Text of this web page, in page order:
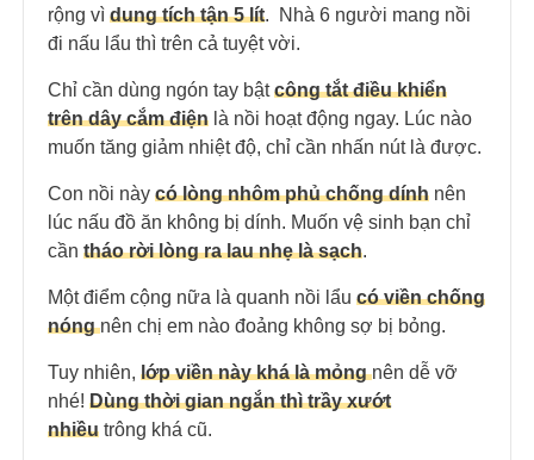
rộng vì dung tích tận 5 lít. Nhà 6 người mang nồi
đi nấu lẩu thì trên cả tuyệt vời.
Chỉ cần dùng ngón tay bậtcông tắt điều khiển
trên dây cắm điện là nồi hoạt động ngay. Lúc nào
muốn tăng giảm nhiệt độ, chỉ cần nhấn nút là được.
Con nồi này có lòng nhôm phủ chống dính nên
lúc nấu đồ ăn không bị dính. Muốn vệ sinh bạn chỉ
cần tháo rời lòng ra lau nhẹ là sạch.
Một điểm cộng nữa là quanh nồi lẩu có viền chống
nóng nên chị em nào đoảng không sợ bị bỏng.
Tuy nhiên, lớp viền này khá là mỏng nên dễ vỡ
nhé! Dùng thời gian ngắn thì trầy xướt
nhiều trông khá cũ.